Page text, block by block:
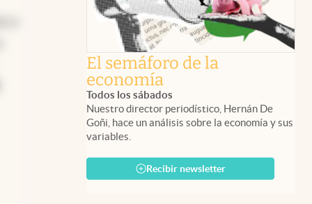
El semáforo de la
economía
Todos los sábados
Nuestro director periodístico, Hernán De
Goñi, hace un análisis sobre la economía y sus
variables.
Recibir newsletter